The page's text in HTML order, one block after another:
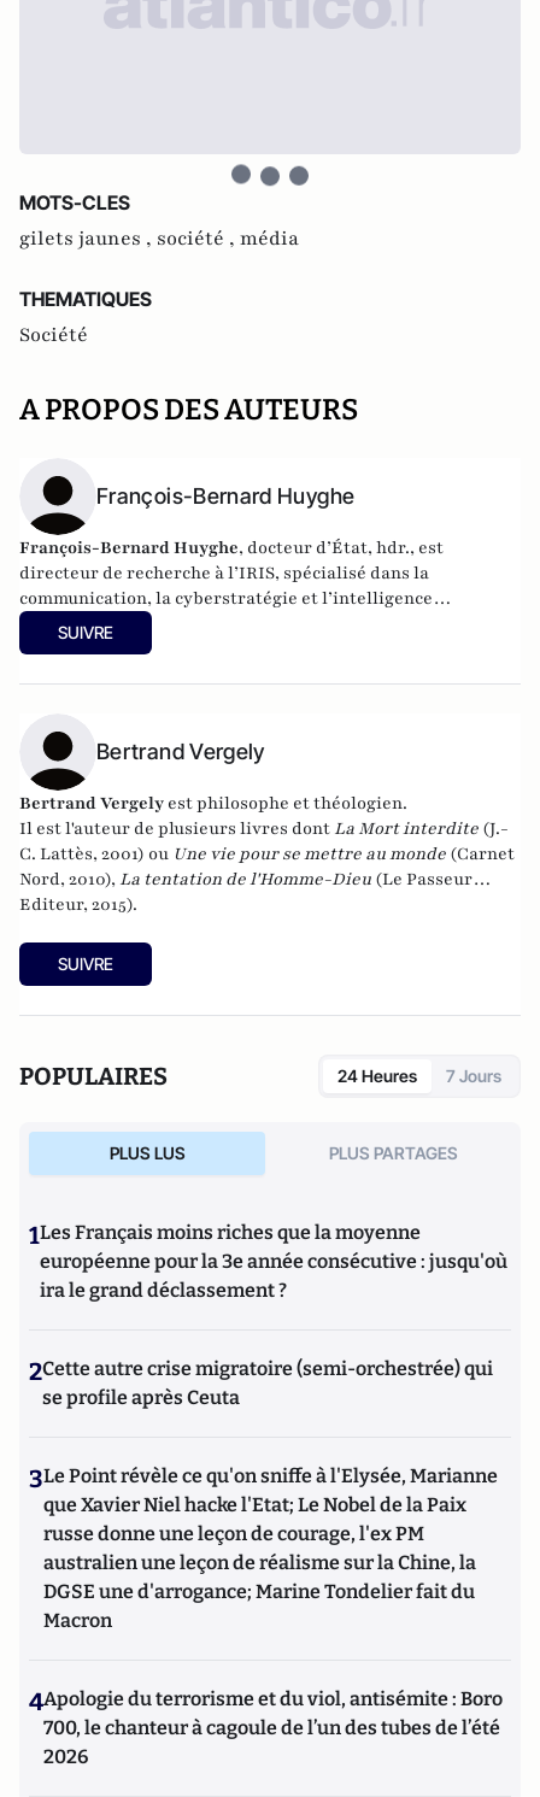
MOTS-CLES
gilets jaunes , société , média
THEMATIQUES
Société
A PROPOS DES AUTEURS
François-Bernard Huyghe
François-Bernard Huyghe, docteur d’État, hdr., est
directeur de recherche à l’IRIS, spécialisé dans la
communication, la cyberstratégie et l’intelligence
économique, derniers livres : « L’art de la guerre
idéologique » (le Cerf 2021) et « Fake news Manip, infox et
SUIVRE
Bertrand Vergely
Bertrand Vergely est philosophe et théologien.
Il est l'auteur de plusieurs livres dont La Mort interdite (J.-
C. Lattès, 2001) ou Une vie pour se mettre au monde (Carnet
Nord, 2010), La tentation de l'Homme-Dieu (Le Passeur
Editeur, 2015).
SUIVRE
POPULAIRES 24 Heures 7 Jours
PLUS LUS PLUS PARTAGES
1Les Français moins riches que la moyenne
européenne pour la 3e année consécutive : jusqu'où
ira le grand déclassement ?
2Cette autre crise migratoire (semi-orchestrée) qui
se profile après Ceuta
3Le Point révèle ce qu'on sniffe à l'Elysée, Marianne
que Xavier Niel hacke l'Etat; Le Nobel de la Paix
russe donne une leçon de courage, l'ex PM
australien une leçon de réalisme sur la Chine, la
DGSE une d'arrogance; Marine Tondelier fait du
Macron
4Apologie du terrorisme et du viol, antisémite : Boro
700, le chanteur à cagoule de l’un des tubes de l’été
2026